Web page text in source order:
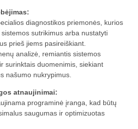
diagnostikos priemonės, kurios
sutrikimus arba nustatyti
prieš jiems pasireiškiant.
analizė, remiantis sistemos
surinktais duomenimis, siekiant
našumo nukrypimus.
atnaujinimai:
programinė įranga, kad būtų
saugumas ir optimizuotas